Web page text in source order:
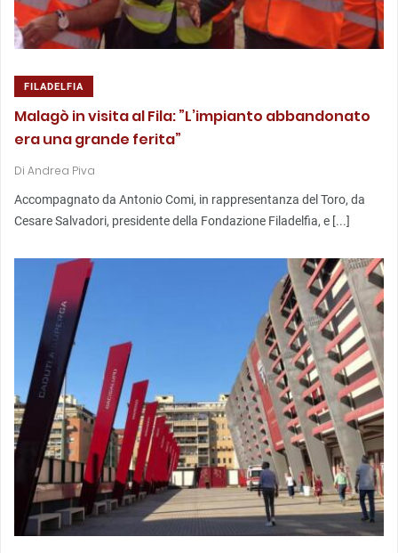
FILADELFIA
Malagò in visita al Fila: ”L’impianto abbandonato
era una grande ferita”
Di Andrea Piva
Accompagnato da Antonio Comi, in rappresentanza del Toro, da
Cesare Salvadori, presidente della Fondazione Filadelfia, e [...]